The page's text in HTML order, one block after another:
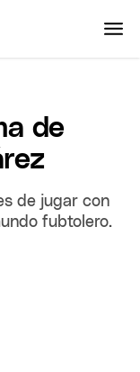
de
de jugar con
fubtolero.